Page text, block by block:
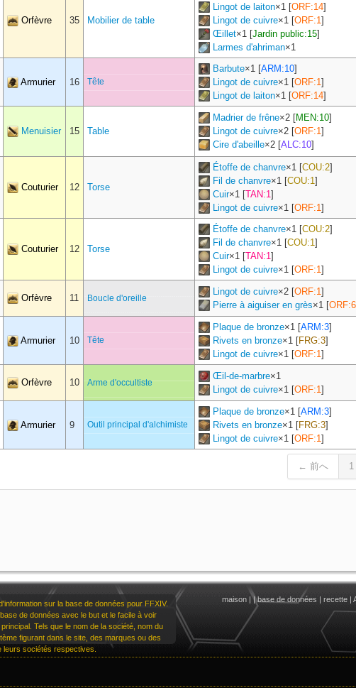
Orfèvre 35 Mobilier de table
Lingot de laiton×1 [ORF:14]
Lingot de cuivre×1 [ORF:1]
Œillet×1 [Jardin public:15]
Larmes d'ahriman×1
Armurier 16 Tête
Barbute×1 [ARM:10]
Lingot de cuivre×1 [ORF:1]
Lingot de laiton×1 [ORF:14]
Menuisier 15 Table
Madrier de frêne×2 [MEN:10]
Lingot de cuivre×2 [ORF:1]
Cire d'abeille×2 [ALC:10]
Couturier 12 Torse
Étoffe de chanvre×1 [COU:2]
Fil de chanvre×1 [COU:1]
Cuir×1 [TAN:1]
Lingot de cuivre×1 [ORF:1]
Couturier 12 Torse
Étoffe de chanvre×1 [COU:2]
Fil de chanvre×1 [COU:1]
Cuir×1 [TAN:1]
Lingot de cuivre×1 [ORF:1]
Orfèvre 11 Boucle d'oreille
Lingot de cuivre×2 [ORF:1]
Pierre à aiguiser en grès×1 [ORF:6
Armurier 10 Tête
Plaque de bronze×1 [ARM:3]
Rivets en bronze×1 [FRG:3]
Lingot de cuivre×1 [ORF:1]
Orfèvre 10 Arme d'occultiste
Œil-de-marbre×1
Lingot de cuivre×1 [ORF:1]
Armurier 9 Outil principal d'alchimiste
Plaque de bronze×1 [ARM:3]
Rivets en bronze×1 [FRG:3]
Lingot de cuivre×1 [ORF:1]
← 前へ 1
sur la base de données pour FFXIV.
de données avec le but et le facile à voir
Tels que le nom de la société, nom du
figurant dans le site, des marques ou des
sociétés respectives.
maison ||base de données | recette |